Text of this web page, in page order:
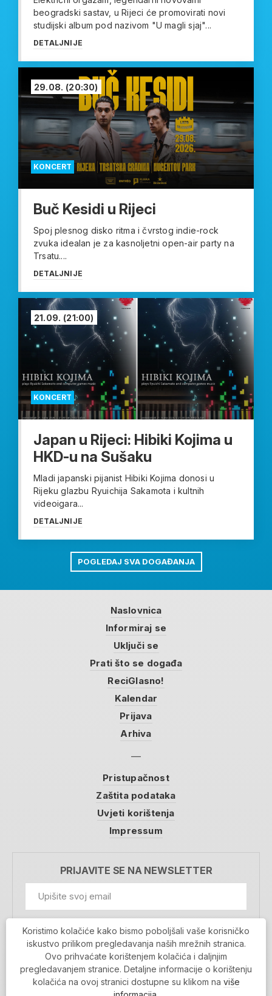
beogradski sastav, u Rijeci će promovirati novi
studijski album pod nazivom "U magli sjaj"...
DETALJNIJE
KONCERT
29.08. (20:30)
Buč Kesidi u Rijeci
Spoj plesnog disko ritma i čvrstog indie-rock
zvuka idealan je za kasnoljetni open-air party na
Trsatu....
DETALJNIJE
KONCERT
21.09. (21:00)
Japan u Rijeci: Hibiki Kojima u
HKD-u na Sušaku
Mladi japanski pijanist Hibiki Kojima donosi u
Rijeku glazbu Ryuichija Sakamota i kultnih
videoigara...
DETALJNIJE
POGLEDAJ SVA DOGAĐANJA
Naslovnica
Informiraj se
Uključi se
Prati što se događa
ReciGlasno!
Kalendar
Prijava
Arhiva
Pristupačnost
Zaštita podataka
Uvjeti korištenja
Impressum
PRIJAVITE SE NA NEWSLETTER
Prihvaćam da se moji podaci spremaju u bazu
podataka i koriste u svrhu slanja MojaRijeka
newslettera
MOJARIJEKA NEWSLETTER
Koristimo kolačiće kako bismo poboljšali vaše korisničko
iskustvo prilikom pregledavanja naših mrežnih stranica.
Ovo prihvaćate korištenjem kolačića i daljnjim
pregledavanjem stranice. Detaljne informacije o korištenju
kolačića na ovoj stranici dostupne su klikom na više